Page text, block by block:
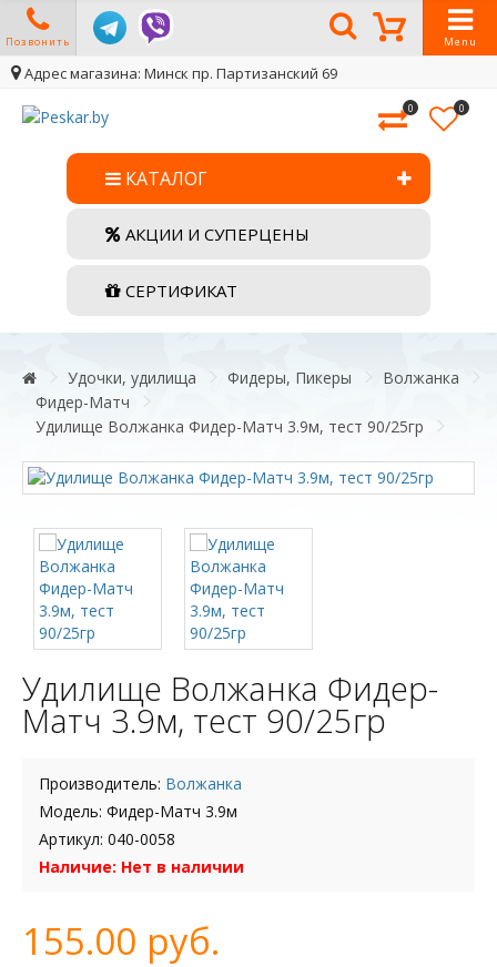
Позвонить Menu
Адрес магазина: Минск пр. Партизанский 69
0 0
КАТАЛОГ
АКЦИИ И СУПЕРЦЕНЫ
СЕРТИФИКАТ
Удочки, удилища Фидеры, Пикеры
Волжанка
Фидер-Матч
Удилище Волжанка Фидер-Матч 3.9м, тест 90/25гр
Удилище Волжанка Фидер-
Матч 3.9м, тест 90/25гр
Производитель: Волжанка
Модель: Фидер-Матч 3.9м
Артикул: 040-0058
Наличие: Нет в наличии
155.00 руб.